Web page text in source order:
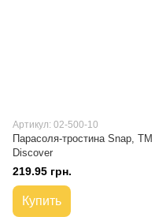
Артикул: 02-500-10
Парасоля-тростина Snap, ТМ
Discover
219.95 грн.
Купить